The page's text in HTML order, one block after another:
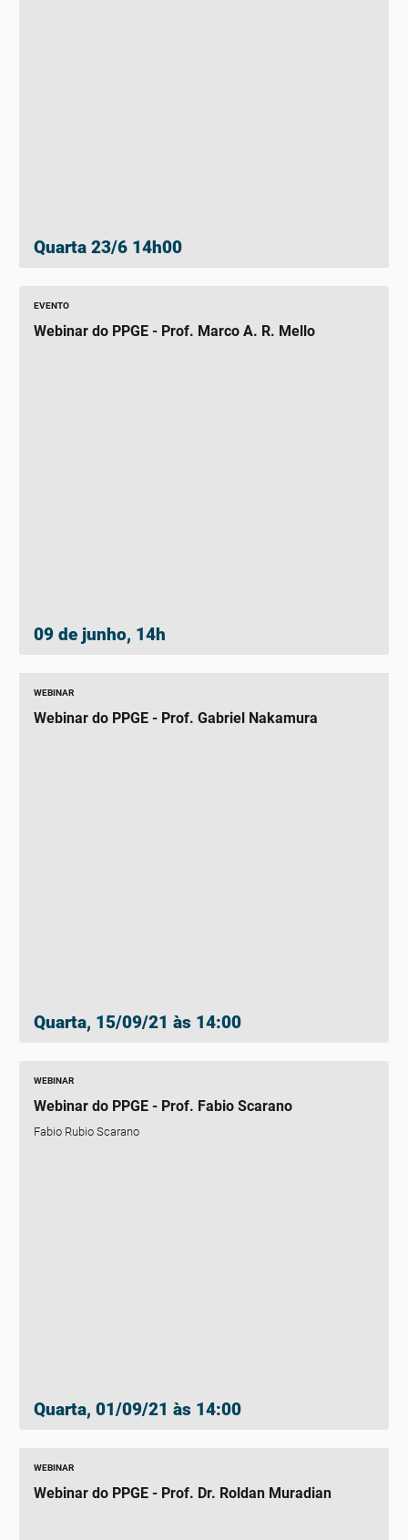
Quarta 23/6 14h00
EVENTO
Webinar do PPGE - Prof. Marco A. R. Mello
09 de junho, 14h
WEBINAR
Webinar do PPGE - Prof. Gabriel Nakamura
Quarta, 15/09/21 às 14:00
WEBINAR
Webinar do PPGE - Prof. Fabio Scarano
Fabio Rubio Scarano
Quarta, 01/09/21 às 14:00
WEBINAR
Webinar do PPGE - Prof. Dr. Roldan Muradian